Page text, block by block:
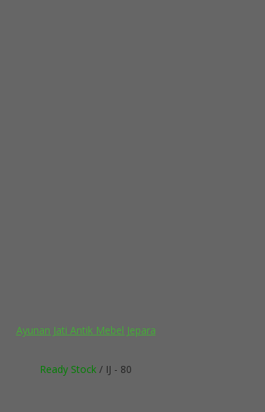
Ayunan Jati Antik Mebel Jepara
Ready Stock / IJ - 80